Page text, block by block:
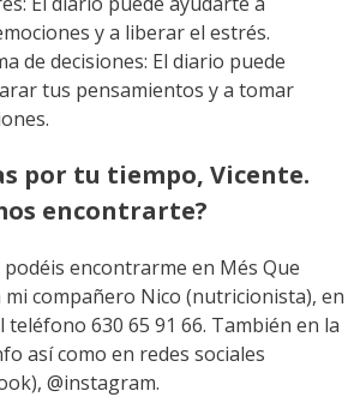
y a liberar el estrés.
de decisiones: El diario puede
tus pensamientos y a tomar
por tu tiempo, Vicente.
encontrarte?
podéis encontrarme en Més Que
mi compañero Nico (nutricionista), en
teléfono 630 65 91 66. También en la
así como en redes sociales
@instagram.